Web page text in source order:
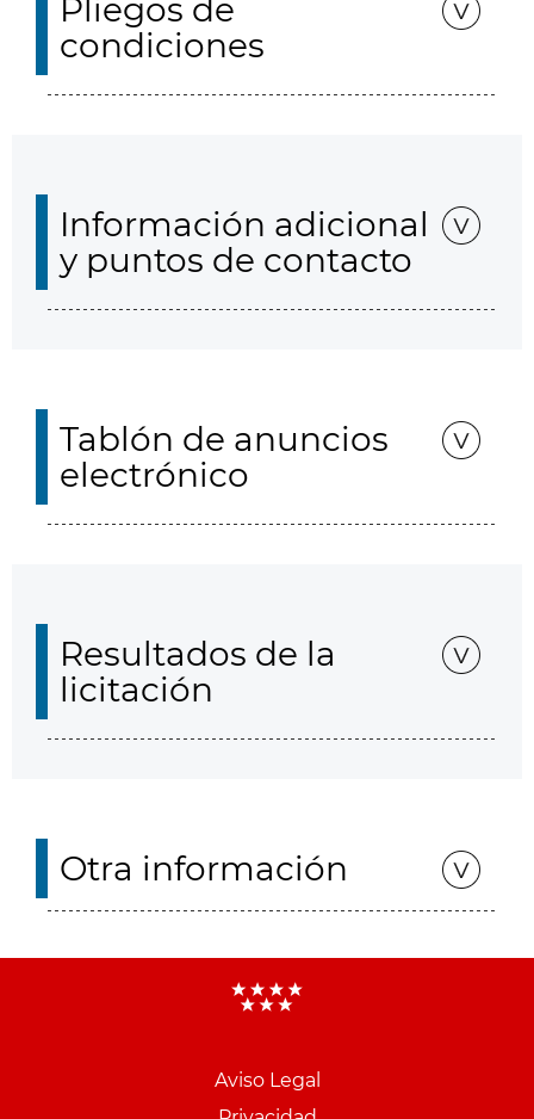
Pliegos de
condiciones
Información adicional
y puntos de contacto
Tablón de anuncios
electrónico
Resultados de la
licitación
Otra información
Aviso Legal